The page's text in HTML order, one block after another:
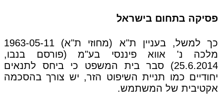
פסיקה בתחום בישראל
כך למשל, בעניין ת"א (מחוזי ת"א) 1963-05-11
מלכה נ' אווא פיננסי בע"מ (פורסם בנבו,
25.6.2014) סבר בית המשפט כי ביחס לתנאים
יחודיים כמו תניית השיפוט הזר, יש צורך בהסכמה
אקטיבית של המשתמש.